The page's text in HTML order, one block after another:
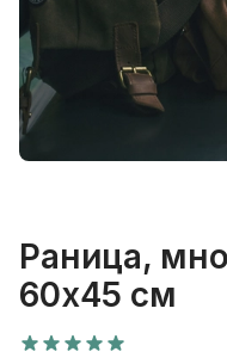
Раница,
60x45 см